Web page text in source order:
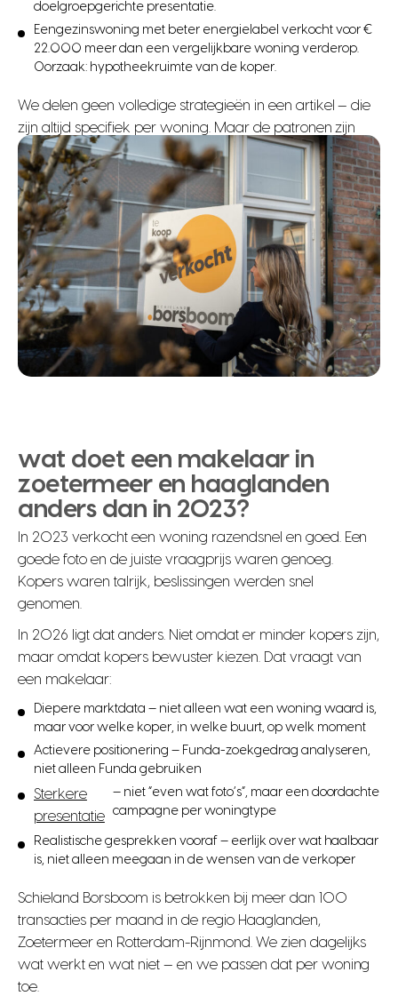
doelgroepgerichte presentatie.
Eengezinswoning met beter energielabel verkocht voor €
22.000 meer dan een vergelijkbare woning verderop.
Oorzaak: hypotheekruimte van de koper.
We delen geen volledige strategieën in een artikel — die
zijn altijd specifiek per woning. Maar de patronen zijn
helder.
wat doet een makelaar in
zoetermeer en haaglanden
anders dan in 2023?
In 2023 verkocht een woning razendsnel en goed. Een
goede foto en de juiste vraagprijs waren genoeg.
Kopers waren talrijk, beslissingen werden snel
genomen.
In 2026 ligt dat anders. Niet omdat er minder kopers zijn,
maar omdat kopers bewuster kiezen. Dat vraagt van
een makelaar:
Diepere marktdata — niet alleen wat een woning waard is,
maar voor welke koper, in welke buurt, op welk moment
Actievere positionering — Funda-zoekgedrag analyseren,
niet alleen Funda gebruiken
Sterkere
presentatie
— niet “even wat foto’s”, maar een doordachte
campagne per woningtype
Realistische gesprekken vooraf — eerlijk over wat haalbaar
is, niet alleen meegaan in de wensen van de verkoper
Schieland Borsboom is betrokken bij meer dan 100
transacties per maand in de regio Haaglanden,
Zoetermeer en Rotterdam-Rijnmond. We zien dagelijks
wat werkt en wat niet — en we passen dat per woning
toe.